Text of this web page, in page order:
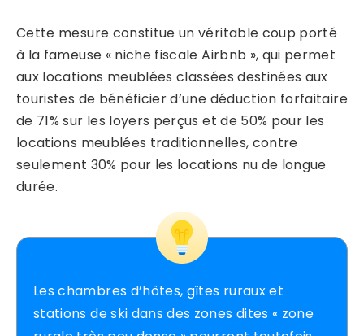
Cette mesure constitue un véritable coup porté
à la fameuse « niche fiscale Airbnb », qui permet
aux locations meublées classées destinées aux
touristes de bénéficier d’une déduction forfaitaire
de 71% sur les loyers perçus et de 50% pour les
locations meublées traditionnelles, contre
seulement 30% pour les locations nu de longue
durée.
Les chambres d’hôtes, gîtes ruraux et
stations de ski dans des zones dites « zone